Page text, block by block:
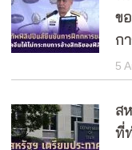
ข
ก
5
ส
ที่